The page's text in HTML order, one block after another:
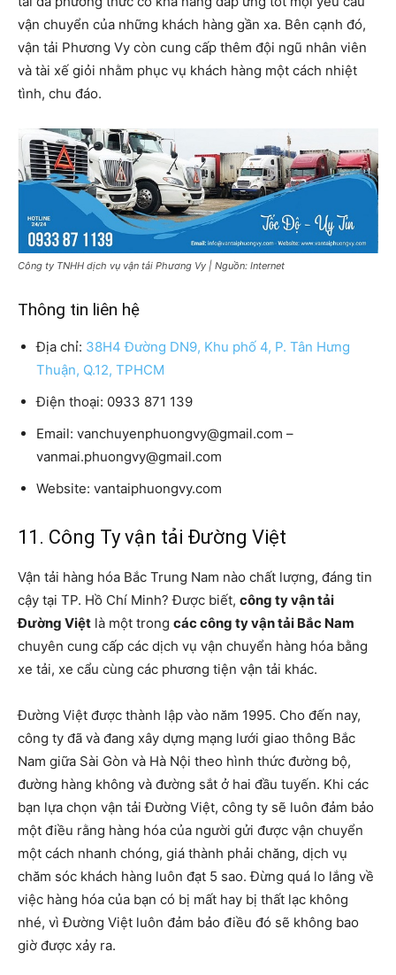
vận chuyển của những khách hàng gần xa. Bên cạnh đó,
vận tải Phương Vy còn cung cấp thêm đội ngũ nhân viên
và tài xế giỏi nhằm phục vụ khách hàng một cách nhiệt
tình, chu đáo.
Công ty TNHH dịch vụ vận tải Phương Vy | Nguồn: Internet
Thông tin liên hệ
Địa chỉ: 38H4 Đường DN9, Khu phố 4, P. Tân Hưng
Thuận, Q.12, TPHCM
Điện thoại: 0933 871 139
Email: vanchuyenphuongvy@gmail.com –
vanmai.phuongvy@gmail.com
Website: vantaiphuongvy.com
11. Công Ty vận tải Đường Việt
Vận tải hàng hóa Bắc Trung Nam nào chất lượng, đáng tin
cậy tại TP. Hồ Chí Minh? Được biết, công ty vận tải
Đường Việt là một trong các công ty vận tải Bắc Nam
chuyên cung cấp các dịch vụ vận chuyển hàng hóa bằng
xe tải, xe cẩu cùng các phương tiện vận tải khác.
Đường Việt được thành lập vào năm 1995. Cho đến nay,
công ty đã và đang xây dựng mạng lưới giao thông Bắc
Nam giữa Sài Gòn và Hà Nội theo hình thức đường bộ,
đường hàng không và đường sắt ở hai đầu tuyến. Khi các
bạn lựa chọn vận tải Đường Việt, công ty sẽ luôn đảm bảo
một điều rằng hàng hóa của người gửi được vận chuyển
một cách nhanh chóng, giá thành phải chăng, dịch vụ
chăm sóc khách hàng luôn đạt 5 sao. Đừng quá lo lắng về
việc hàng hóa của bạn có bị mất hay bị thất lạc không
nhé, vì Đường Việt luôn đảm bảo điều đó sẽ không bao
giờ được xảy ra.